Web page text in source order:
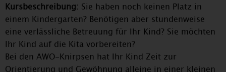
Kursbeschreibung: Sie haben noch keinen Platz in
einem Kindergarten? Benötigen aber stundenweise
eine verlässliche Betreuung für Ihr Kind? Sie möchten
Ihr Kind auf die Kita vorbereiten?
Bei den AWO-Knirpsen hat Ihr Kind Zeit zur
Orientierung und Gewöhnung alleine in einer kleinen